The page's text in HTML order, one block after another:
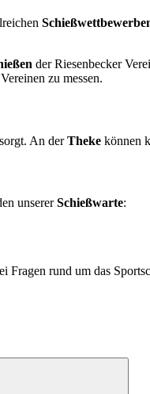
der Riesenbecker
zu messen.
An derTheke können
unsererSchießwarte:
Fragen rund um das